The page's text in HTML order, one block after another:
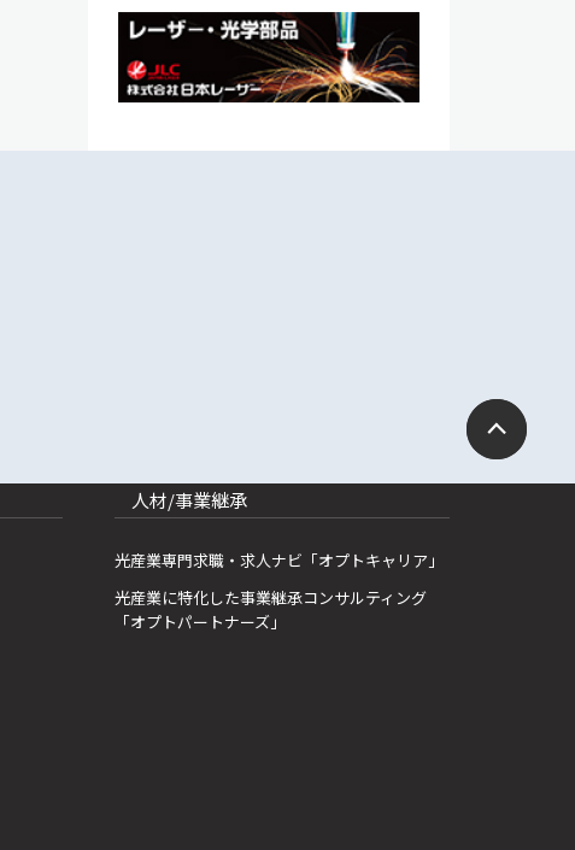
人材/事業継承
光産業専門求職・求人ナビ「オプトキャリア」
光産業に特化した事業継承コンサルティング
「オプトパートナーズ」